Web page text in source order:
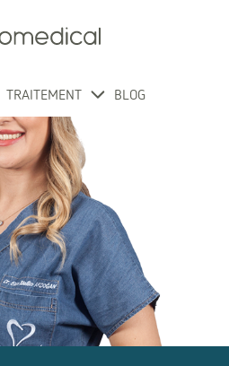
TRAITEMENT BLOG